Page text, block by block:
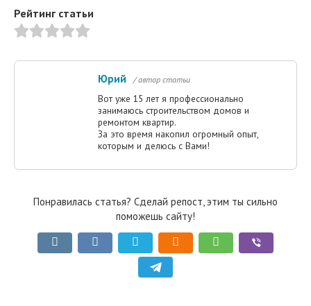
Рейтинг статьи
Юрий / автор статьи
Вот уже 15 лет я профессионально
занимаюсь строительством домов и
ремонтом квартир.
За это время накопил огромный опыт,
которым и делюсь с Вами!
Понравилась статья? Сделай репост, этим ты сильно
поможешь сайту!